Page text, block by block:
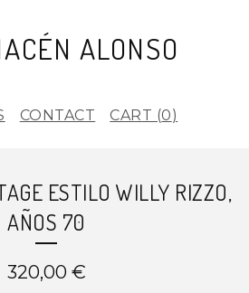
ALONSO
CONTACT CART (0)
ESTILO WILLY RIZZO,
AÑOS 70
320,00 €